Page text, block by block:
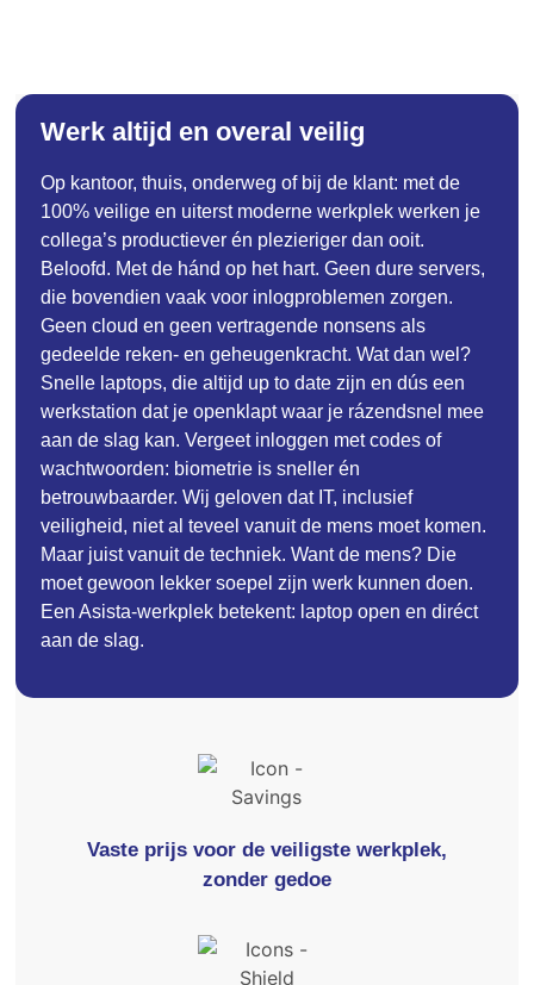
Werk altijd en overal veilig
Op kantoor, thuis, onderweg of bij de klant: met de
100% veilige en uiterst moderne werkplek werken je
collega’s productiever én plezieriger dan ooit.
Beloofd. Met de hánd op het hart. Geen dure servers,
die bovendien vaak voor inlogproblemen zorgen.
Geen cloud en geen vertragende nonsens als
gedeelde reken- en geheugenkracht. Wat dan wel?
Snelle laptops, die altijd up to date zijn en dús een
werkstation dat je openklapt waar je rázendsnel mee
aan de slag kan. Vergeet inloggen met codes of
wachtwoorden: biometrie is sneller én
betrouwbaarder. Wij geloven dat IT, inclusief
veiligheid, niet al teveel vanuit de mens moet komen.
Maar juist vanuit de techniek. Want de mens? Die
moet gewoon lekker soepel zijn werk kunnen doen.
Een Asista-werkplek betekent: laptop open en diréct
aan de slag.
Vaste prijs voor de veiligste werkplek,
zonder gedoe